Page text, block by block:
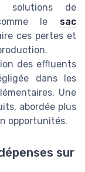
solutions de
le sac
ces pertes et
des effluents
dans les
Une
abordée plus
opportunités.
sur